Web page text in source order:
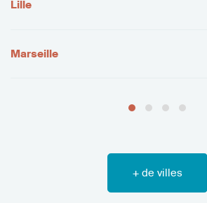
Lille
Marseille
+ de villes